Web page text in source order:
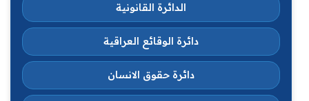
الدائرة القانونية
دائرة الوقائع العراقية
دائرة حقوق الانسان